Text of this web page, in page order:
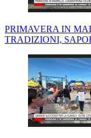
PRIMAVERA IN
TRADIZIONI,